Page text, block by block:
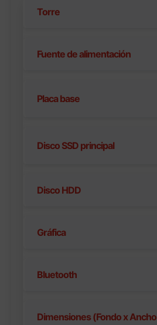
Torre
Fuente de alimentación
Placa base
Disco SSD principal
Disco HDD
Gráfica
Bluetooth
Dimensiones (Fondo x Ancho